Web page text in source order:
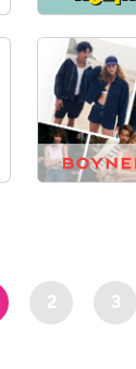
2 3